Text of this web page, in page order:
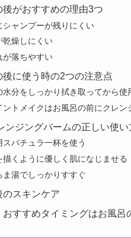
後がおすすめの理由3つ
シャンプーが残りにくい
乾燥しにくい
が落ちやすい
後に使う時の2つの注意点
水分をしっかり拭き取ってから使
ントメイクはお風呂の前にクレン
ンジングバームの正しい使
スパチュラ一杯を使う
描くように優しく肌になじませる
ま湯でしっかりすすぐ
のスキンケア
おすすめタイミングはお風呂